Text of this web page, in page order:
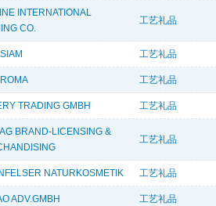
INTERNATIONAL
CO.
工艺礼品
工艺礼品
工艺礼品
TRADING GMBH 工艺礼品
BRAND-LICENSING &
工艺礼品
NATURKOSMETIK 工艺礼品
ADV.GMBH 工艺礼品